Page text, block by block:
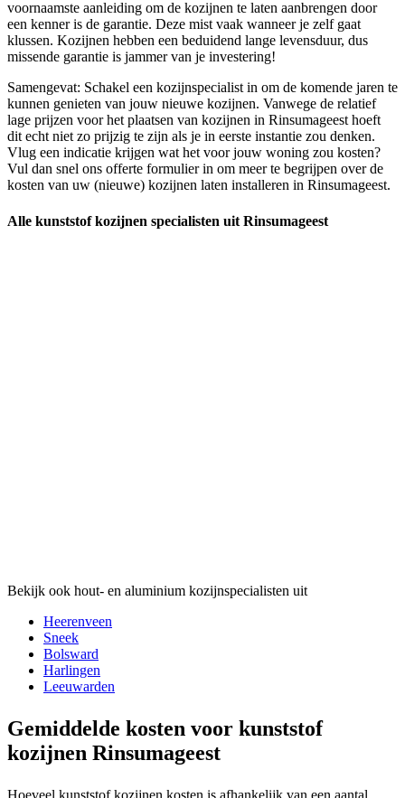
voornaamste aanleiding om de kozijnen te laten aanbrengen door
een kenner is de garantie. Deze mist vaak wanneer je zelf gaat
klussen. Kozijnen hebben een beduidend lange levensduur, dus
missende garantie is jammer van je investering!
Samengevat: Schakel een kozijnspecialist in om de komende jaren te
kunnen genieten van jouw nieuwe kozijnen. Vanwege de relatief
lage prijzen voor het plaatsen van kozijnen in Rinsumageest hoeft
dit echt niet zo prijzig te zijn als je in eerste instantie zou denken.
Vlug een indicatie krijgen wat het voor jouw woning zou kosten?
Vul dan snel ons offerte formulier in om meer te begrijpen over de
kosten van uw (nieuwe) kozijnen laten installeren in Rinsumageest.
Alle kunststof kozijnen specialisten uit Rinsumageest
Bekijk ook hout- en aluminium kozijnspecialisten uit
Heerenveen
Sneek
Bolsward
Harlingen
Leeuwarden
Gemiddelde kosten voor kunststof
kozijnen Rinsumageest
Hoeveel kunststof kozijnen kosten is afhankelijk van een aantal